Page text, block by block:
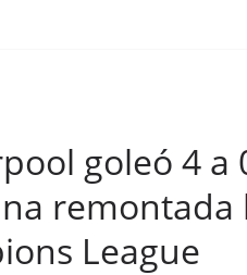
goleó 4
remontada
League